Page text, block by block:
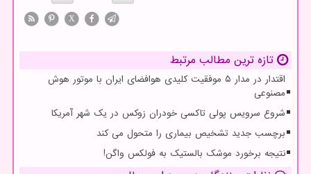
X
تازه ترین مطالب مرتبط
اقتدار در مدار ۵ موفقیت کلیدی هوافضای ایران با موتور هوش
مصنوعی
شروع سرویس پولی تاکسی خودران زوکس در یک شهر آمریکا
برچسب جدید تشخیص بیماری را متحول می کند
نتیجه برخورد موشک بالستیک به فولکس واگن!